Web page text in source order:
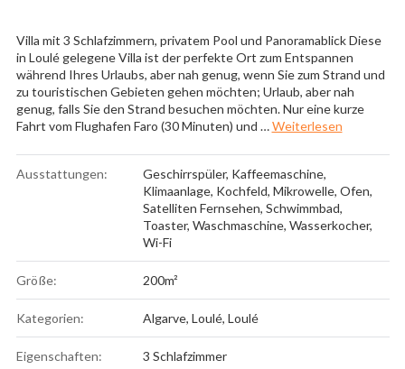
Villa mit 3 Schlafzimmern, privatem Pool und Panoramablick Diese
in Loulé gelegene Villa ist der perfekte Ort zum Entspannen
während Ihres Urlaubs, aber nah genug, wenn Sie zum Strand und
zu touristischen Gebieten gehen möchten; Urlaub, aber nah
genug, falls Sie den Strand besuchen möchten. Nur eine kurze
Fahrt vom Flughafen Faro (30 Minuten) und …Weiterlesen„Villa
Ausstattungen: Geschirrspüler, Kaffeemaschine,
Klimaanlage, Kochfeld, Mikrowelle, Ofen,
Satelliten Fernsehen, Schwimmbad,
Toaster, Waschmaschine, Wasserkocher,
Wi-Fi
Größe: 200m²
Kategorien: Algarve, Loulé, Loulé
Eigenschaften: 3 Schlafzimmer